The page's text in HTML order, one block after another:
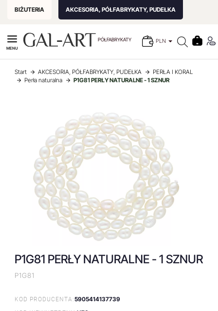
BIŻUTERIA AKCESORIA, PÓŁFABRYKATY, PUDEŁKA
PÓŁFABRYKATY PLN
MENU
Start AKCESORIA, PÓŁFABRYKATY, PUDEŁKA
PERŁA I KORAL
Perła naturalna
P1G81 PERŁY NATURALNE - 1 SZNUR
P1G81 PERŁY NATURALNE - 1 SZNUR
P1G81
KOD PRODUCENTA:5905414137739